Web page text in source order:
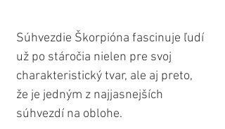
Súhvezdie Škorpióna fascinuje ľudí
už po stáročia nielen pre svoj
charakteristický tvar, ale aj preto,
že je jedným z najjasnejších
súhvezdí na oblohe.